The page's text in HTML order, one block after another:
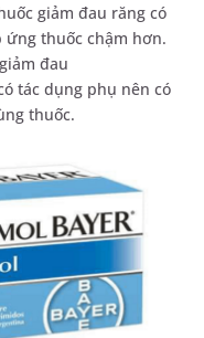
giảm đau răng có
thuốc chậm hơn.
đau
tác dụng phụ nên có
thuốc.